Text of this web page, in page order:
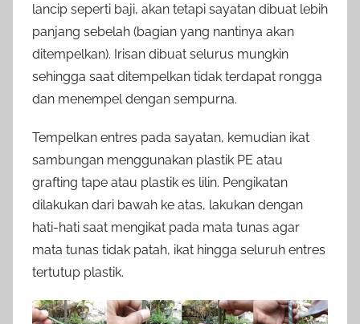
lancip seperti baji, akan tetapi sayatan dibuat lebih
panjang sebelah (bagian yang nantinya akan
ditempelkan). Irisan dibuat selurus mungkin
sehingga saat ditempelkan tidak terdapat rongga
dan menempel dengan sempurna.
Tempelkan entres pada sayatan, kemudian ikat
sambungan menggunakan plastik PE atau
grafting tape atau plastik es lilin. Pengikatan
dilakukan dari bawah ke atas, lakukan dengan
hati-hati saat mengikat pada mata tunas agar
mata tunas tidak patah, ikat hingga seluruh entres
tertutup plastik.